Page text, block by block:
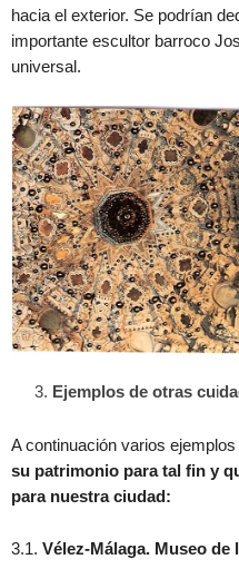
hacia el exterior. Se podrían
importante escultor barroco
universal.
Ejemplos de otras cui
A continuación varios ejemplos
su patrimonio para tal fin y
para nuestra ciudad:
3.1. Vélez-Málaga. Museo de